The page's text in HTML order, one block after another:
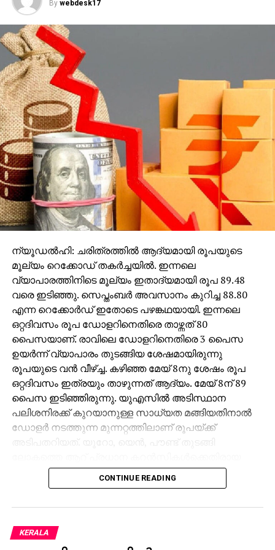
By webdesk17
ന്യൂഡല്‍ഹി: ചരിത്രത്തില്‍ ആദ്യമായി രൂപയുടെ
മൂല്യം റെക്കോഡ് തകര്‍ച്ചയില്‍. ഇന്നലെ
വ്യാപാരത്തിനിടെ മൂല്യം ഇതാദ്യമായി രൂപ 89.48
വരെ ഇടിഞ്ഞു. സെപ്തംബര്‍ അവസാനം കുറിച്ച 88.80
എന്ന റെക്കോര്‍ഡ് ഇതോടെ പഴങ്കഥയായി. ഇന്നലെ
ഒറ്റദിവസം രൂപ ഡോളറിനെതിരെ താഴ്ന്നത് 80
പൈസയാണ്. രാവിലെ ഡോളറിനെതിരെ 3 പൈസ
ഉയര്‍ന്ന് വ്യാപാരം തുടങ്ങിയ ശേഷമായിരുന്നു
രൂപയുടെ വന്‍ വീഴ്ച്ച. കഴിഞ്ഞ മേയ് 8നു ശേഷം രൂപ
ഒറ്റദിവസം ഇത്രയും താഴുന്നത് ആദ്യം. മേയ് 8ന് 89
പൈസ ഇടിഞ്ഞിരുന്നു. യുഎസില്‍ അടിസ്ഥാന
പലിശനിരക്ക് കുറയാനുള്ള സാധ്യത മങ്ങിയതിനാല്‍
ഡോളര്‍ നടത്തുന്ന മുന്നറ്റത്തിലാണ് രൂപയ്ക്ക്
യു.എസ് ഡോളര്‍ ഇന്‍ഡക്‌സ് ഏതാനും ദിവസങ്ങള്‍ക്ക്
മുമ്പുവരെ 98ല്‍ ആയിരുന്നത് ഇപ്പോള്‍ 100ന്
പലിശനിരക്ക് കുറയ്ക്കാന്‍ സാധ്യത ഇല്ല. ഇന്ത്യന്‍
ഓഹരി വിപണികള്‍ നേരിട്ട തളര്‍ച്ചയും വിദേശ
CONTINUE READING
KERALA